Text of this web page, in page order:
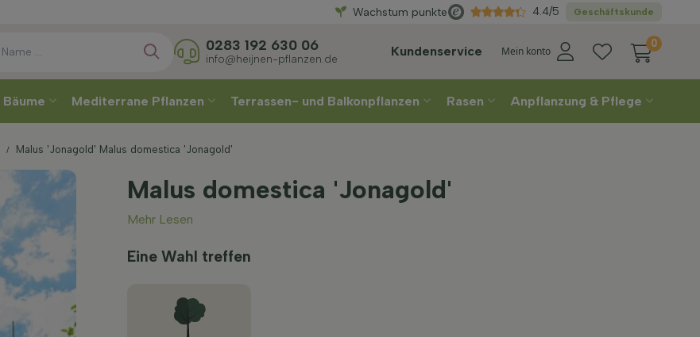
WählenSie Ihre Lieferwoche
Wachstum punkte Geschäftskunde
4.4/5
Kundenservice Mein konto
0
0283 192 630 06
info@heijnen-pflanzen.de
Bäume Mediterrane Pflanzen Terrassen- und Balkonpflanzen Rasen Anpflanzung & Pflege
Malus 'Jonagold' Malus domestica 'Jonagold'
Malus domestica 'Jonagold'
Mehr Lesen
Eine Wahl treffen